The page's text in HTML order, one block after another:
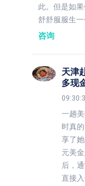
此。但是如
舒舒服服生一
咨询
天津
多现
一趟
时真
享了
元美
后，
直接